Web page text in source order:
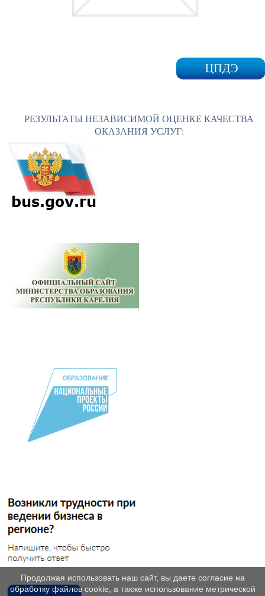
РЕЗУЛЬТАТЫ НЕЗАВИСИМОЙ ОЦЕНКЕ КАЧЕСТВА
ОКАЗАНИЯ УСЛУГ:
Продолжая использовать наш сайт, вы даете согласие на
обработку файлов cookie, а также использование метрической